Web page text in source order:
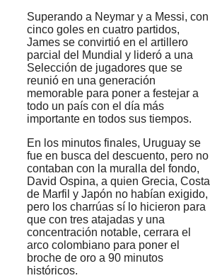
Superando a Neymar y a Messi, con
cinco goles en cuatro partidos,
James se convirtió en el artillero
parcial del Mundial y lideró a una
Selección de jugadores que se
reunió en una generación
memorable para poner a festejar a
todo un país con el día más
importante en todos sus tiempos.
En los minutos finales, Uruguay se
fue en busca del descuento, pero no
contaban con la muralla del fondo,
David Ospina, a quien Grecia, Costa
de Marfil y Japón no habían exigido,
pero los charrúas sí lo hicieron para
que con tres atajadas y una
concentración notable, cerrara el
arco colombiano para poner el
broche de oro a 90 minutos
históricos.